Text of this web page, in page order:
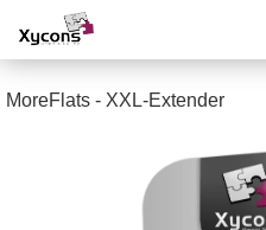
MoreFlats - XXL-Extender